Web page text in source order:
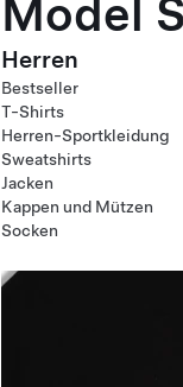
Model
Herren
Bestseller
T-Shirts
Herren-Sportkleidung
Sweatshirts
Jacken
Kappen und Mützen
Socken